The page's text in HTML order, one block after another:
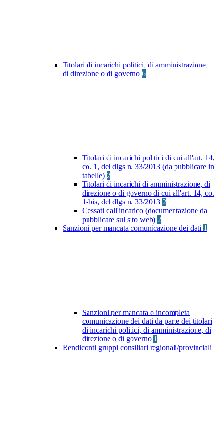
Titolari di incarichi politici, di amministrazione,
di direzione o di governo 6
Titolari di incarichi politici di cui all'art. 14,
co. 1, del dlgs n. 33/2013 (da pubblicare in
tabelle) 2
Titolari di incarichi di amministrazione, di
direzione o di governo di cui all'art. 14, co.
1-bis, del dlgs n. 33/2013 2
Cessati dall'incarico (documentazione da
pubblicare sul sito web) 2
Sanzioni per mancata comunicazione dei dati 1
Sanzioni per mancata o incompleta
comunicazione dei dati da parte dei titolari
di incarichi politici, di amministrazione, di
direzione o di governo 1
Rendiconti gruppi consiliari regionali/provinciali